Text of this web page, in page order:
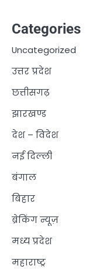
Categories
Uncategorized
उत्तर प्रदेश
छत्तीसगढ़
झारखण्ड
देश – विदेश
नई दिल्ली
बंगाल
बिहार
ब्रेकिंग न्यूज़
मध्य प्रदेश
महाराष्ट्र